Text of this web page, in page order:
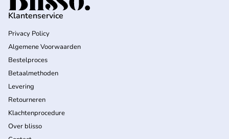
Klantenservice
Privacy Policy
Algemene Voorwaarden
Bestelproces
Betaalmethoden
Levering
Retourneren
Klachtenprocedure
Over blisso